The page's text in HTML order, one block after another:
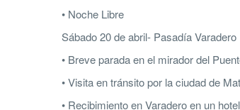
• Noche Libre
Sábado 20 de abril- Pasadía Varadero
• Breve parada en el mirador del
• Visita en tránsito por la ciudad de
• Recibimiento en Varadero en un